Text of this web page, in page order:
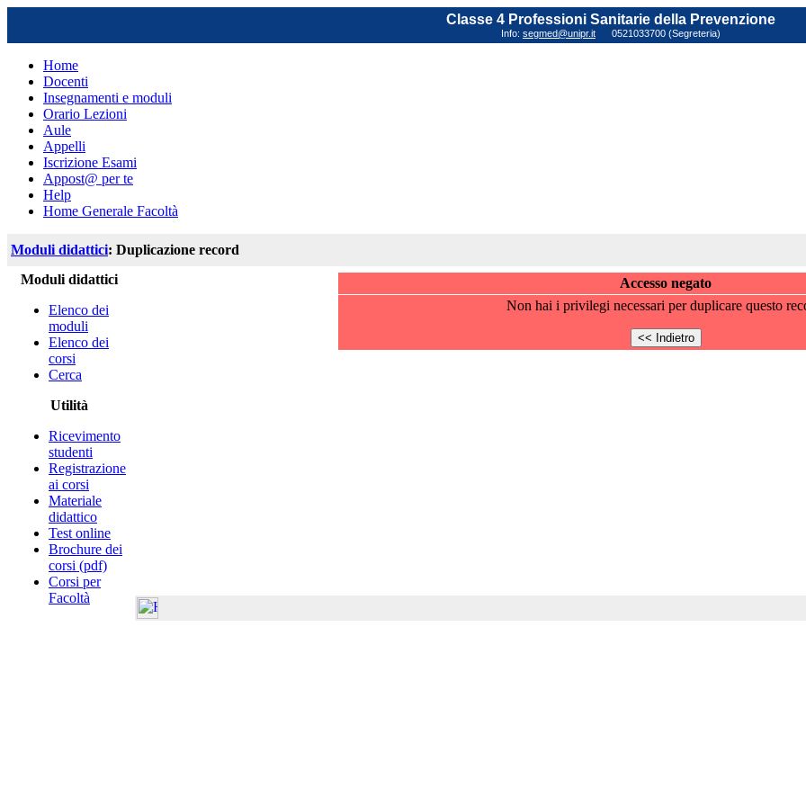
Classe 4 Professioni Sanitarie della Prevenzione
Info: segmed@unipr.it 0521033700 (Segreteria)
Home
Docenti
Insegnamenti e moduli
Orario Lezioni
Aule
Appelli
Iscrizione Esami
Appost@ per te
Help
Home Generale Facoltà
Moduli didattici: Duplicazione record
Moduli didattici
Elenco dei
moduli
Elenco dei
corsi
Cerca
Utilità
Ricevimento
studenti
Registrazione
ai corsi
Materiale
didattico
Test online
Brochure dei
corsi (pdf)
Corsi per
Facoltà
Accesso negato
Non hai i privilegi necessari per duplicare questo